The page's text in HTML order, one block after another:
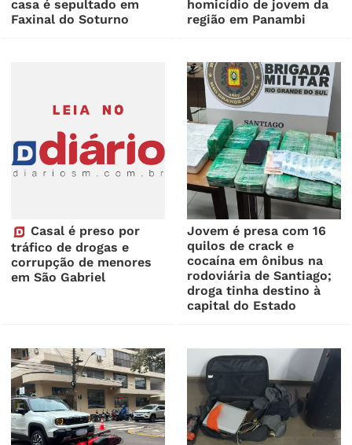
casa é sepultado em
Faxinal do Soturno
homicídio de jovem da
região em Panambi
Casal é preso por
tráfico de drogas e
corrupção de menores
em São Gabriel
Jovem é presa com 16
quilos de crack e
cocaína em ônibus na
rodoviária de Santiago;
droga tinha destino à
capital do Estado